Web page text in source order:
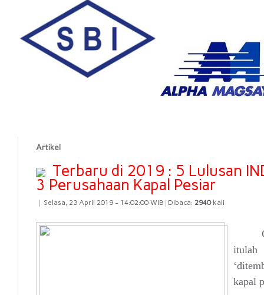
Artikel
Terbaru di 2019 : 5 Lulusan
3 Perusahaan Kapal Pesiar
Selasa, 23 April 2019 - 14:02:00 WIB Dibaca: 2940kali
itulah
kapal